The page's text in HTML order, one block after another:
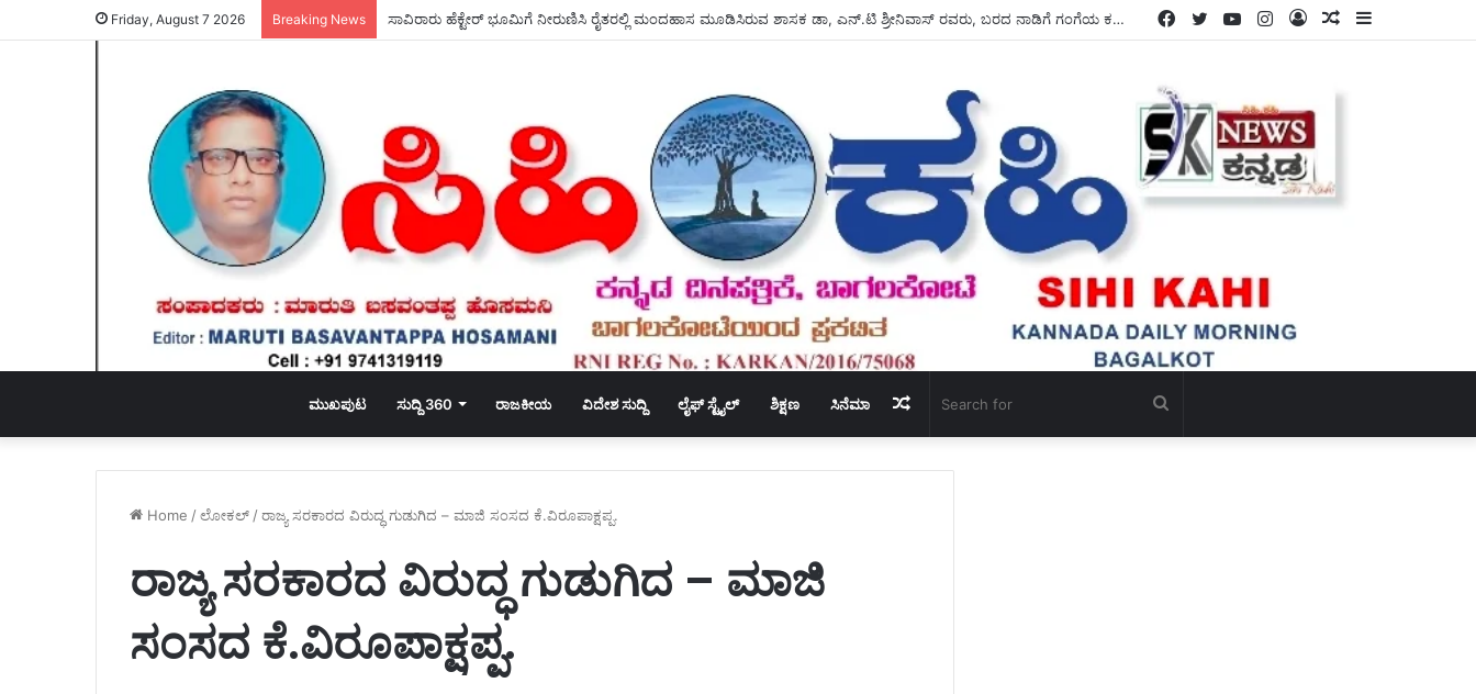
Friday, August 7 2026 Breaking News ಸಾವಿರಾರು ಹೆಕ್ಟೇರ್ ಭೂಮಿಗೆ ನೀರುಣಿಸಿ ರೈತರಲ್ಲಿ ಮಂದಹಾಸ ಮೂಡಿಸಿರುವ ಶಾಸಕ ಡಾ, ಎನ್.ಟಿ ಶ್ರೀನಿವಾಸ್ ರವರು, ಬರದ ನಾಡಿಗೆ ಗಂಗೆಯ ಕರೆತಂದು ಭಗೀರಥರಾಗಿದ್ದಾರೆ – ಎಂದು ರೈತರ ಹರ್ಷೋದ್ಗಾರ ಮುಗಿಲು ಮುಟ್ಟಿತು. Sidebar
Random
Log
Instagram
YouTube
Twitter
Facebook
ಮುಖಪುಟ ಸುದ್ದಿ 360 ರಾಜಕೀಯ ವಿದೇಶ ಸುದ್ದಿ ಲೈಫ್ ಸ್ಟೈಲ್ ಶಿಕ್ಷಣ ಸಿನೆಮಾ Search
Random
Article
Home /ಲೋಕಲ್ /ರಾಜ್ಯ ಸರಕಾರದ ವಿರುದ್ಧ ಗುಡುಗಿದ – ಮಾಜಿ ಸಂಸದ ಕೆ.ವಿರೂಪಾಕ್ಷಪ್ಪ.
ರಾಜ್ಯ ಸರಕಾರದ ವಿರುದ್ಧ ಗುಡುಗಿದ – ಮಾಜಿ
ಸಂಸದ ಕೆ.ವಿರೂಪಾಕ್ಷಪ್ಪ.